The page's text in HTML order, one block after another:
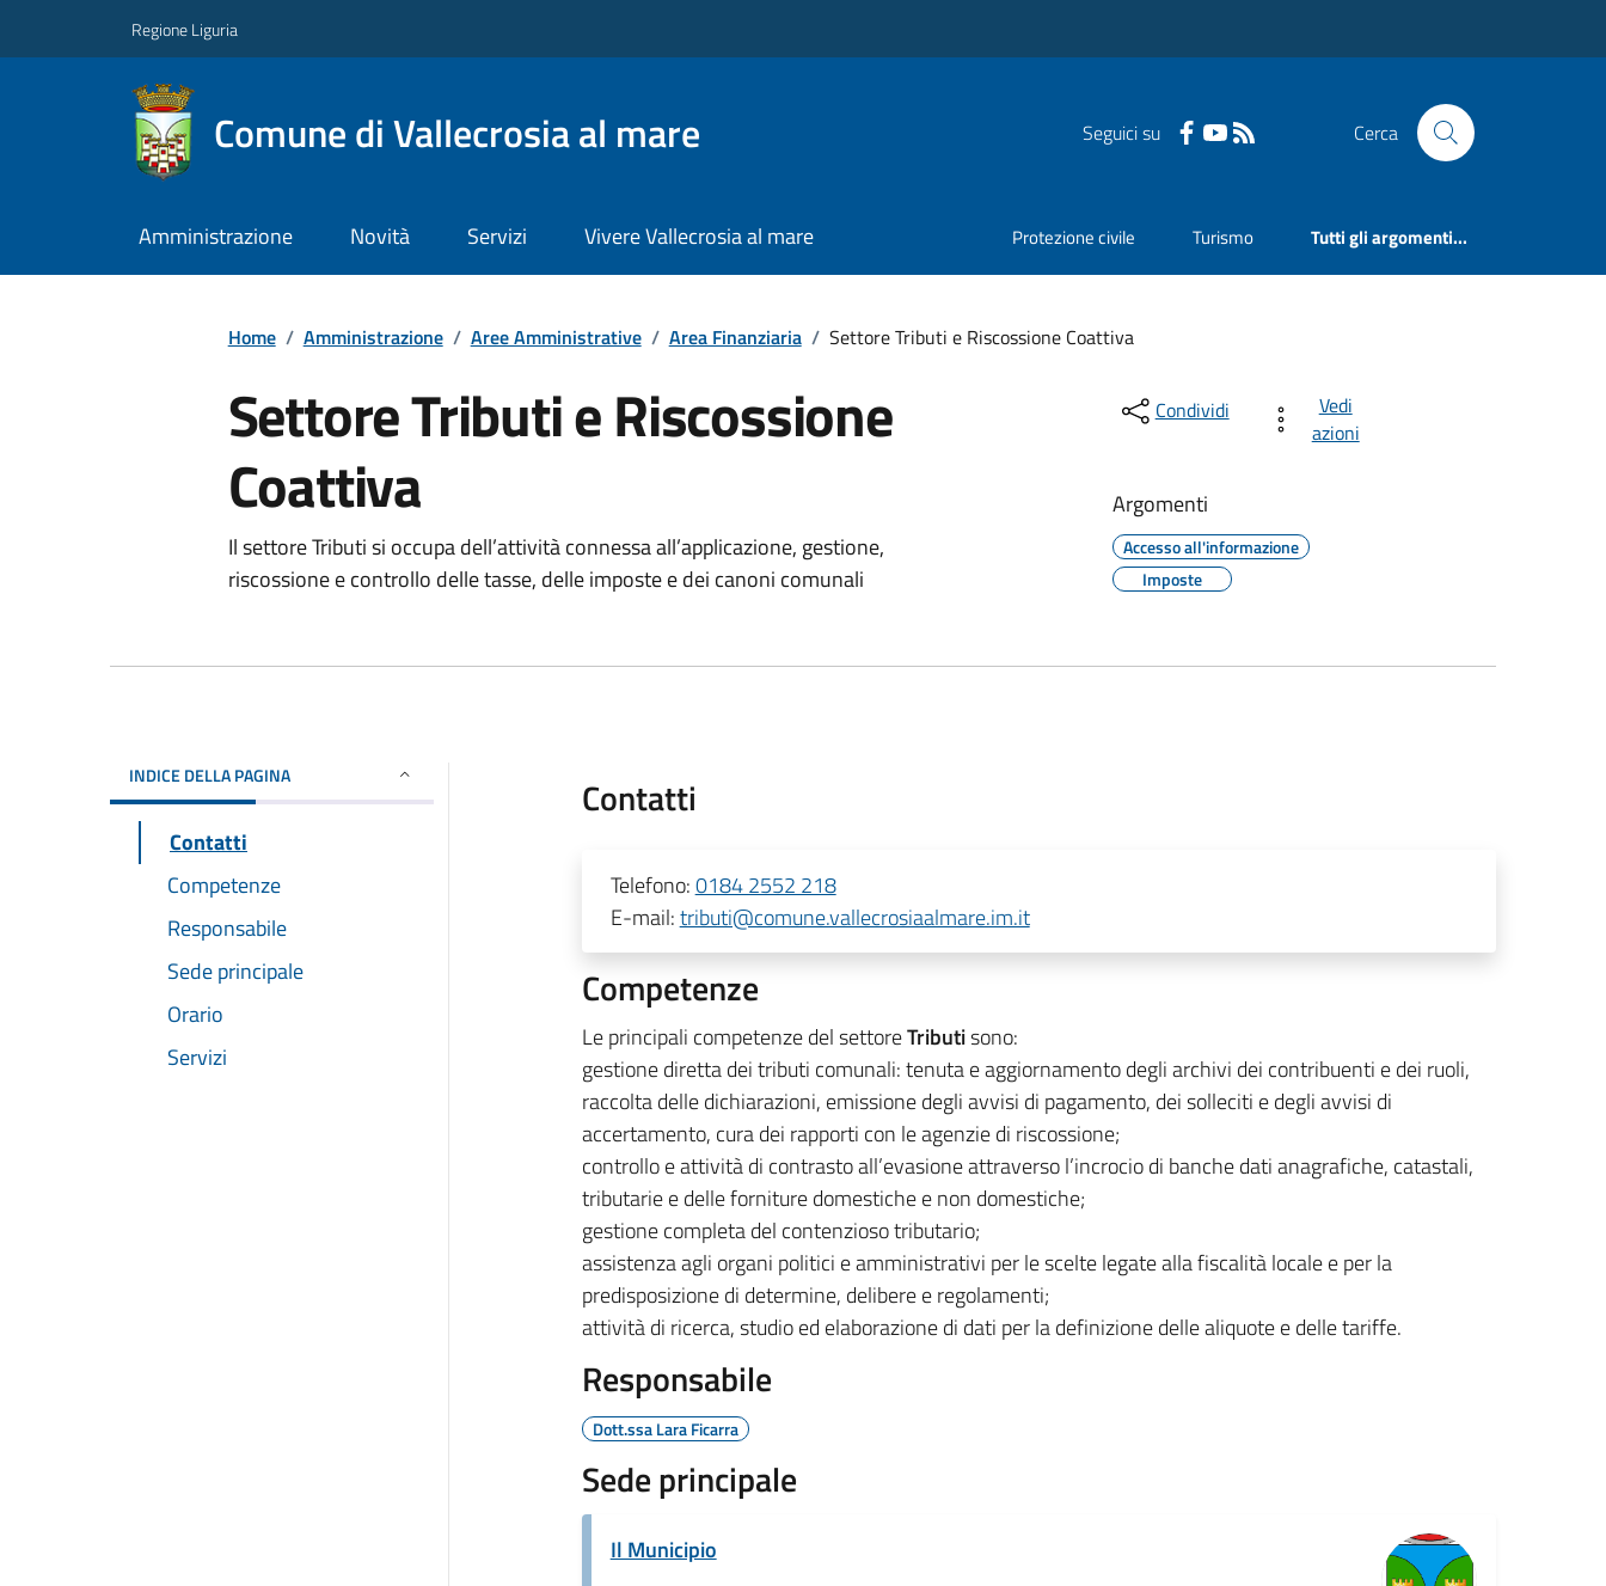
Regione Liguria
Comune di Vallecrosia al mare Seguici su Cerca
Amministrazione Novità Servizi Vivere Vallecrosia al mare Protezione civile Turismo Tutti gli argomenti...
Home / Amministrazione / Aree Amministrative / Area Finanziaria / Settore Tributi e Riscossione Coattiva
Settore Tributi e Riscossione
Coattiva
Il settore Tributi si occupa dell’attività connessa all’applicazione, gestione,
riscossione e controllo delle tasse, delle imposte e dei canoni comunali
Condividi
Vedi
azioni
Argomenti
Accesso all'informazione
Imposte
INDICE DELLA PAGINA
Contatti
Competenze
Responsabile
Sede principale
Orario
Servizi
Contatti
Telefono:0184 2552 218
E-mail:tributi@comune.vallecrosiaalmare.im.it
Competenze
Le principali competenze del settoreTributisono:
gestione diretta dei tributi comunali: tenuta e aggiornamento degli archivi dei contribuenti e dei ruoli,
raccolta delle dichiarazioni, emissione degli avvisi di pagamento, dei solleciti e degli avvisi di
accertamento, cura dei rapporti con le agenzie di riscossione;
controllo e attività di contrasto all’evasione attraverso l’incrocio di banche dati anagrafiche, catastali,
tributarie e delle forniture domestiche e non domestiche;
gestione completa del contenzioso tributario;
assistenza agli organi politici e amministrativi per le scelte legate alla fiscalità locale e per la
predisposizione di determine, delibere e regolamenti;
attività di ricerca, studio ed elaborazione di dati per la definizione delle aliquote e delle tariffe.
Responsabile
Dott.ssa Lara Ficarra
Sede principale
Il Municipio